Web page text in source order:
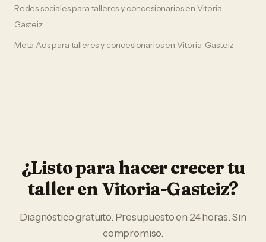
Redes socialespara talleres y concesionariosen Vitoria-
Gasteiz
Meta Adspara talleres y concesionariosen Vitoria-Gasteiz
¿Listo para hacer crecer tu
tallerenVitoria-Gasteiz?
Diagnóstico gratuito. Presupuesto en 24 horas. Sin
compromiso.